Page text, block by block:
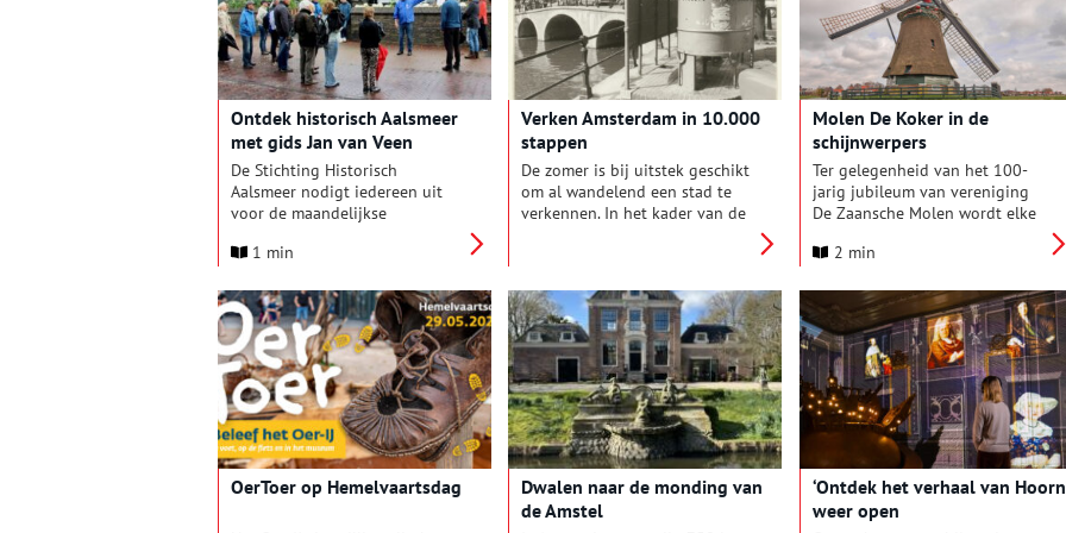
fietsers en iedereen die
geïnteresseerd is in de
geschiedenis van dit bijzondere
landschap.
keukenmeisjes en de
slagersknecht komt voorbij en u
bezoekt het familiegraf van de
eerste vrouw van de stichter
van het Pinetum, Benjamin
Willem Blijdenstein.
Ontdek historisch Aalsmeer
met gids Jan van Veen
De Stichting Historisch
Aalsmeer nodigt iedereen uit
voor de maandelijkse
augustus. Onder leiding van
voormalig schooldirecteur Jan
van Veen maakt u een boeiende
ontdekkingstocht door
Aalsmeer-Centrum. Tijdens deze
wandeling deelt de gids zijn
passie voor historie en vertelt
hij verrassende verhalen over
monumenten en markante
plekken in het oude dorp.
1 min
Verken Amsterdam in 10.000
stappen
De zomer is bij uitstek geschikt
om al wandelend een stad te
verkennen. In het kader van de
uit van ‘Amsterdam in 10.000
stappen’.
Molen De Koker in de
schijnwerpers
Ter gelegenheid van het 100-
jarig jubileum van vereniging
De Zaansche Molen wordt elke
juli is dat pel- en meelmolen De
2 min
OerToer op Hemelvaartsdag
Dwalen naar de monding van
de Amstel
‘Ontdek het verhaal van
weer open